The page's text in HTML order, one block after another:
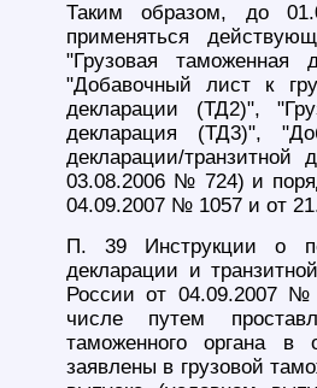
Таким образом, до
применяться
"Грузовая таможенная
"Добавочный лист к
декларации (ТД2)",
декларация (ТД3)",
декларации/
03.08.2006 № 724) и
04.09.2007 № 1057 и от
П. 39 Инструкции о
декларации и
России от 04.09.2007 №
числе путем
таможенного органа в
заявлены в грузовой